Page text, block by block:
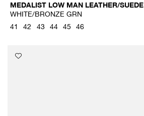
MEDALIST LOW MAN LEATHER/SUEDE
WHITE/BRONZE GRN
41 42 43 44 45 46